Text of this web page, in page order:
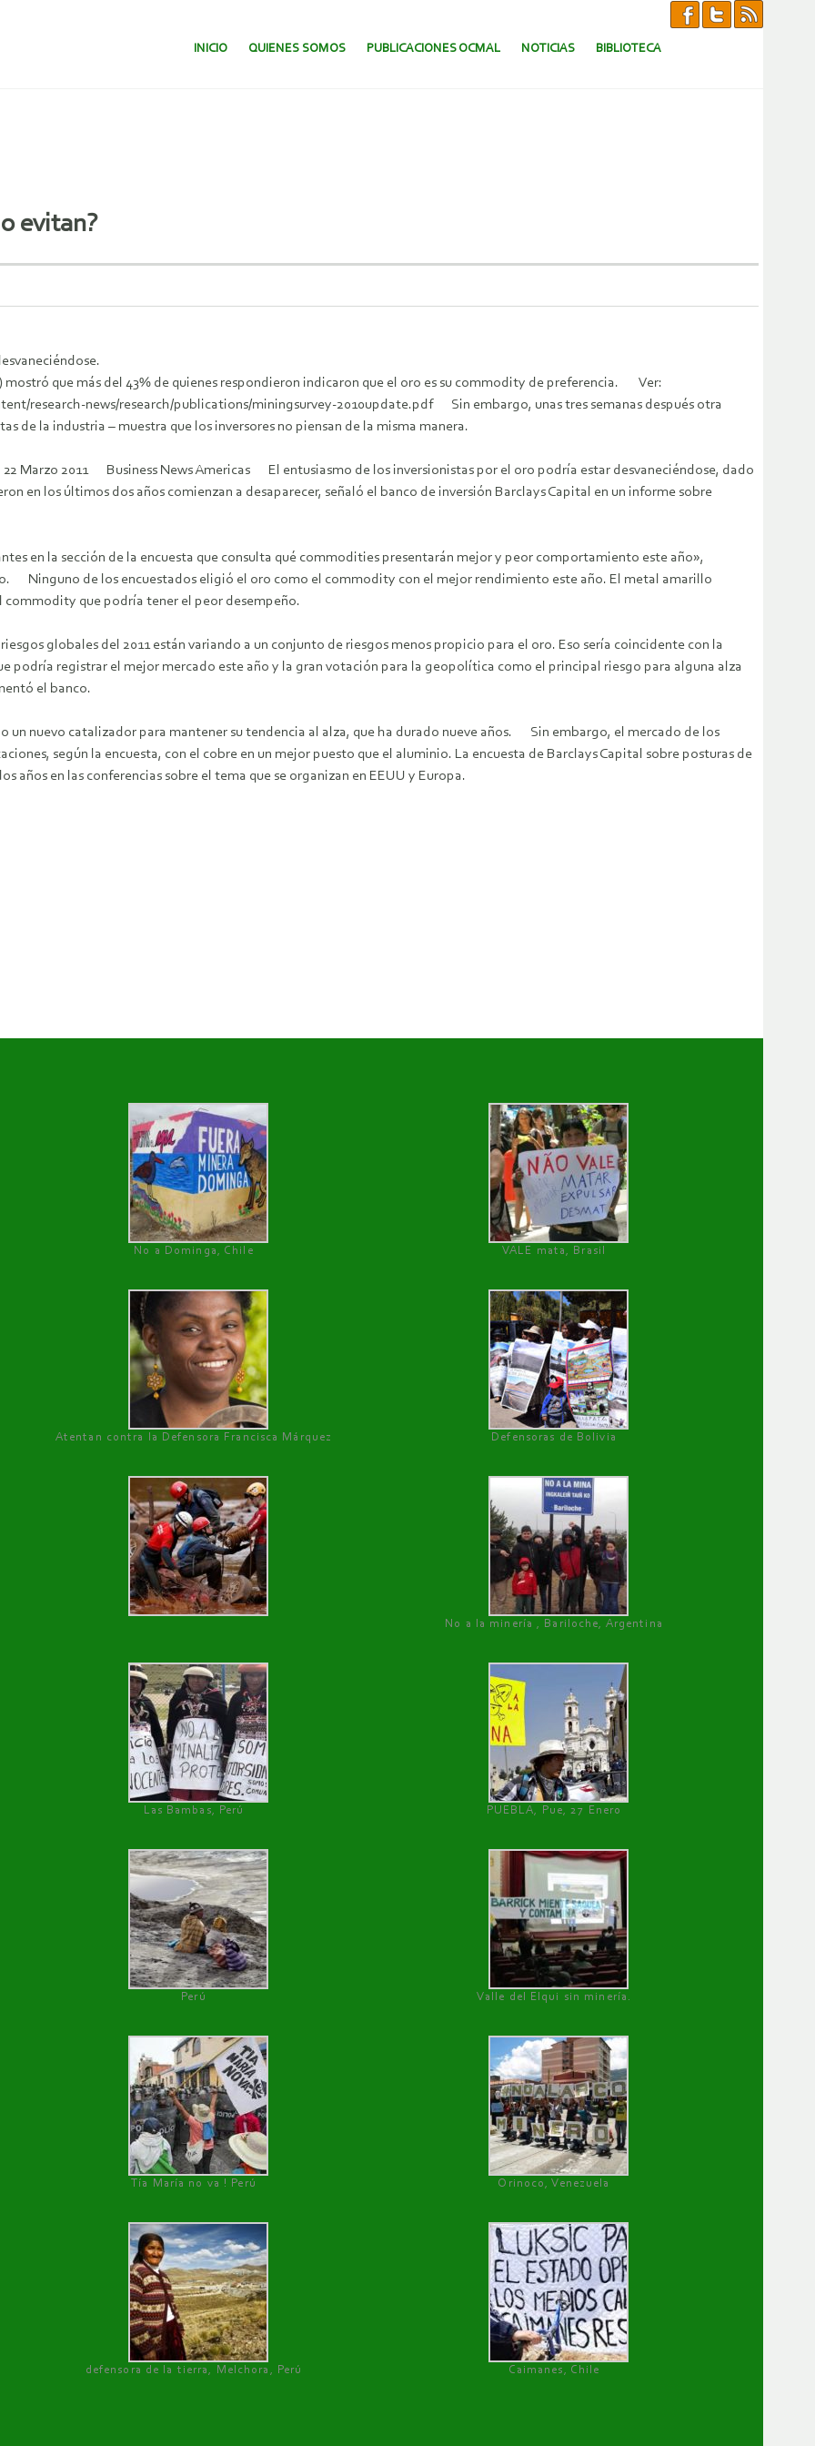
SALTAR AL CONTENIDO.
INICIO QUIENES SOMOS PUBLICACIONES OCMAL NOTICIAS BIBLIOTECA
evitan?
mostró que más del 43% de quienes respondieron indicaron que el oro es su commodity de preferencia. Ver:
research-news/research/publications/miningsurvey-2010update.pdf Sin embargo, unas tres semanas después otra
de la industria – muestra que los inversores no piensan de la misma manera.
Marzo 2011 Business News Americas El entusiasmo de los inversionistas por el oro podría estar desvaneciéndose, dado
en los últimos dos años comienzan a desaparecer, señaló el banco de inversión Barclays Capital en un informe sobre
en la sección de la encuesta que consulta qué commodities presentarán mejor y peor comportamiento este año»,
Ninguno de los encuestados eligió el oro como el commodity con el mejor rendimiento este año. El metal amarillo
commodity que podría tener el peor desempeño.
globales del 2011 están variando a un conjunto de riesgos menos propicio para el oro. Eso sería coincidente con la
registrar el mejor mercado este año y la gran votación para la geopolítica como el principal riesgo para alguna alza
el banco.
un nuevo catalizador para mantener su tendencia al alza, que ha durado nueve años. Sin embargo, el mercado de los
según la encuesta, con el cobre en un mejor puesto que el aluminio. La encuesta de Barclays Capital sobre posturas de
años en las conferencias sobre el tema que se organizan en EEUU y Europa.
No a Dominga, Chile
VALE mata, Brasil
Atentan contra la Defensora Francisca Márquez Defensoras de Bolivia
No a la minería , Bariloche, Argentina
Las Bambas, Perú PUEBLA, Pue, 27 Enero
Perú Valle del Elqui sin minería.
Tía María no va ! Perú Orinoco, Venezuela
defensora de la tierra, Melchora, Perú Caimanes, Chile